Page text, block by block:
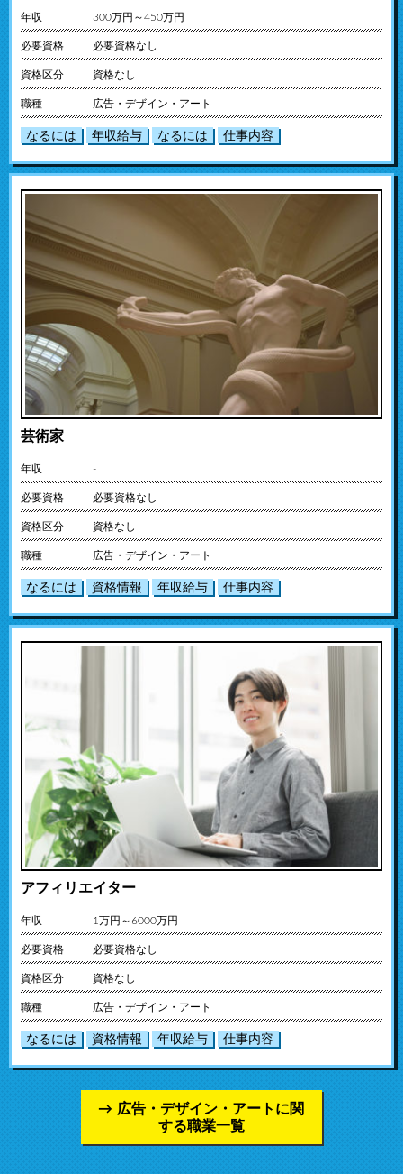
年収 300万円～450万円
必要資格 必要資格なし
資格区分 資格なし
職種 広告・デザイン・アート
なるには 年収給与 なるには 仕事内容
芸術家
年収 -
必要資格 必要資格なし
資格区分 資格なし
職種 広告・デザイン・アート
なるには 資格情報 年収給与 仕事内容
アフィリエイター
年収 1万円～6000万円
必要資格 必要資格なし
資格区分 資格なし
職種 広告・デザイン・アート
なるには 資格情報 年収給与 仕事内容
広告・デザイン・アートに関
する職業一覧